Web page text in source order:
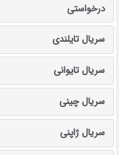
درخواستی
سریال تایلندی
سریال تایوانی
سریال چینی
سریال ژاپنی